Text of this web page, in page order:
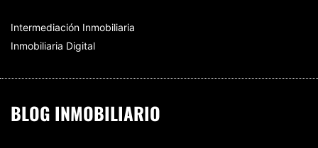
Intermediación Inmobiliaria
Inmobiliaria Digital
BLOG INMOBILIARIO